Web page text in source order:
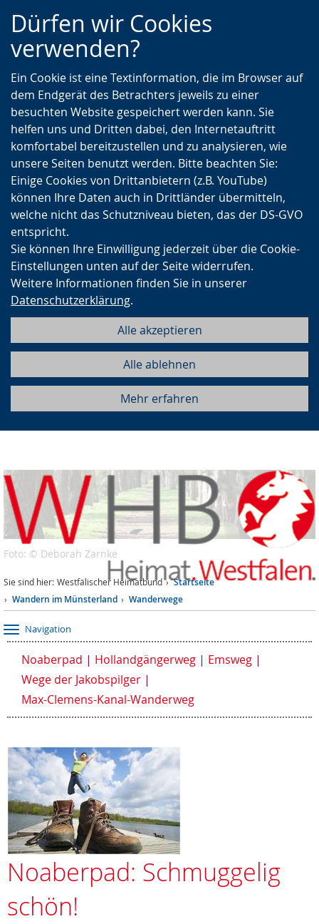
Zur
Hauptnavigation
Zur
Seitennavigation
Zum
Inhalt
Dürfen wir Cookies
verwenden?
Ein Cookie ist eine Textinformation, die im Browser auf
dem Endgerät des Betrachters jeweils zu einer
besuchten Website gespeichert werden kann. Sie
helfen uns und Dritten dabei, den Internetauftritt
komfortabel bereitzustellen und zu analysieren, wie
unsere Seiten benutzt werden. Bitte beachten Sie:
Einige Cookies von Drittanbietern (z.B. YouTube)
können Ihre Daten auch in Drittländer übermitteln,
welche nicht das Schutzniveau bieten, das der DS-GVO
entspricht.
Sie können Ihre Einwilligung jederzeit über die Cookie-
Einstellungen unten auf der Seite widerrufen.
Weitere Informationen finden Sie in unserer
Datenschutzerklärung.
Alle akzeptieren
Alle ablehnen
Mehr erfahren
Foto: © Deborah Zarnke
Sie sind hier: Westfälischer Heimatbund
Startseite
Wandern im Münsterland
Wanderwege
Navigation
Noaberpad Hollandgängerweg
Emsweg
Wege der Jakobspilger
Max-Clemens-Kanal-Wanderweg
Noaberpad: Schmuggelig
schön!